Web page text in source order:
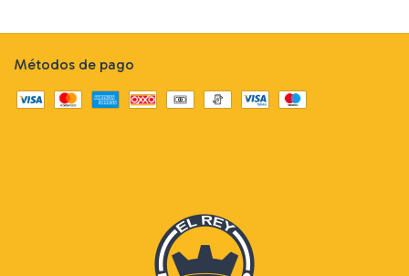
Métodos de pago